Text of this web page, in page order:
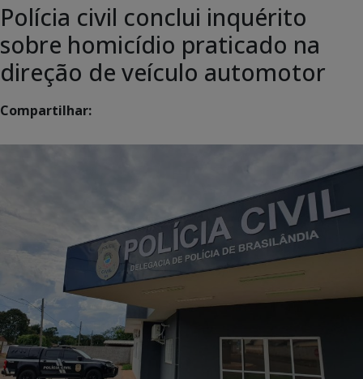
Polícia civil conclui inquérito
sobre homicídio praticado na
direção de veículo automotor
Compartilhar: